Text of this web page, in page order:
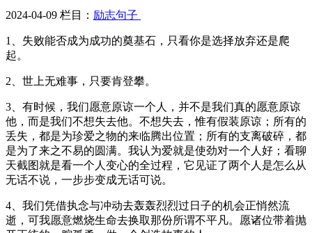
2024-04-09 栏目： 励志句子
1、失败能否成为成功的奠基石，只看你是选择放弃还是爬
起。
2、世上无难事，只要肯登攀。
3、有时候，我们愿意原谅一个人，并不是我们真的愿意原谅
他，而是我们不想失去他。不想失去，惟有假装原谅；所有的
丢失，都是为珍爱之物的来临腾出位置；所有的支离破碎，都
是为了来之不易的圆满。我认为爱就是使劲对一个人好；看聊
天截图就是看一个人变心的全过程，它见证了两个人是怎么从
无话不说，一步步变成无话可说。
4、我们凭借执念与冲动去轰轰烈烈过日子的机会正悄然流
逝，可我愿意燃烧生命去换取那份所谓不平凡。愿诸位带着抛